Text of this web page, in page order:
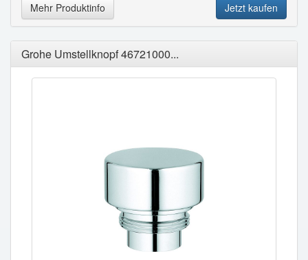
Mehr Produktinfo Jetzt kaufen
Grohe Umstellknopf 46721000...